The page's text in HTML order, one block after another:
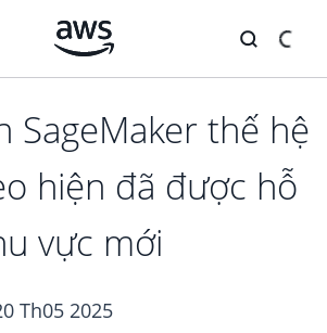
SageMaker thế hệ
hiện đã được hỗ
vực mới
Th05 2025